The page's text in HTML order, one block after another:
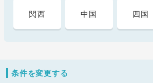
関西 中国 四国
条件を変更する